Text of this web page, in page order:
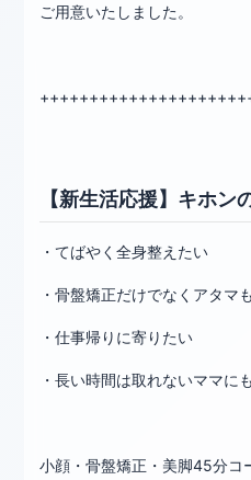
ご用意いたしました。
【新生活応援】キホン
・てばやく全身整えたい
・骨盤矯正だけでなくアタマ
・仕事帰りに寄りたい
・長い時間は取れないママに
小顔・骨盤矯正・美脚45分コ